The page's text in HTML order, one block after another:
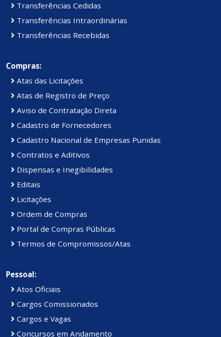
Transferências Cedidas
Transferências Intraordinárias
Transferências Recebidas
Compras:
Atas das Licitações
Atas de Registro de Preço
Aviso de Contratação Direta
Cadastro de Fornecedores
Cadastro Nacional de Empresas Punidas
Contratos e Aditivos
Dispensas e Inegibilidades
Editais
Licitações
Ordem de Compras
Portal de Compras Públicas
Termos de Compromissos/Atas
Pessoal:
Atos Oficiais
Cargos Comissionados
Cargos e Vagas
Concursos em Andamento